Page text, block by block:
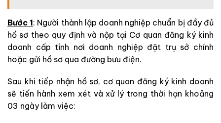
Bước 1: Người thành lập doanh nghiệp chuẩn bị đầy đủ
hồ sơ theo quy định và nộp tại Cơ quan đăng ký kinh
doanh cấp tỉnh nơi doanh nghiệp đặt trụ sở chính
hoặc gửi hồ sơ qua đường bưu điện.
Sau khi tiếp nhận hồ sơ, cơ quan đăng ký kinh doanh
sẽ tiến hành xem xét và xử lý trong thời hạn khoảng
03 ngày làm việc: